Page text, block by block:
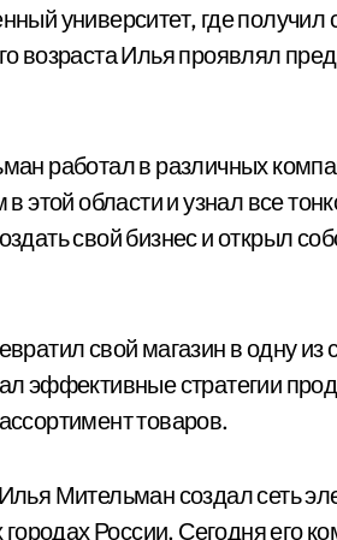
университет, где получил
возраста Илья проявлял
работал в различных
этой области и узнал все
свой бизнес и открыл
свой магазин в одну
эффективные стратегии
товаров.
Мительман создал сеть
России. Сегодня его